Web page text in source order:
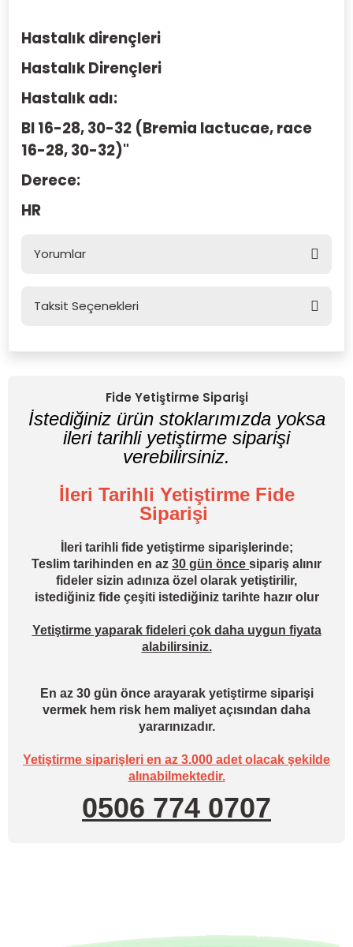
Hastalık dirençleri
Hastalık Dirençleri
Hastalık adı:
Bl 16-28, 30-32 (Bremia lactucae, race
16-28, 30-32)"
Derece:
HR
Yorumlar
Taksit Seçenekleri
Fide Yetiştirme Siparişi
İstediğiniz ürün stoklarımızda yoksa
ileri tarihli yetiştirme siparişi
verebilirsiniz.
İleri Tarihli Yetiştirme Fide
Siparişi
İleri tarihli fide yetiştirme siparişlerinde;
Teslim tarihinden en az 30 gün önce sipariş alınır
fideler sizin adınıza özel olarak yetiştirilir,
istediğiniz fide çeşiti istediğiniz tarihte hazır olur
Yetiştirme yaparak fideleri çok daha uygun fiyata
alabilirsiniz.
En az 30 gün önce arayarak yetiştirme siparişi
vermek hem risk hem maliyet açısından daha
yararınızadır.
Yetiştirme siparişleri en az 3.000 adet olacak şekilde
alınabilmektedir.
0506 774 0707